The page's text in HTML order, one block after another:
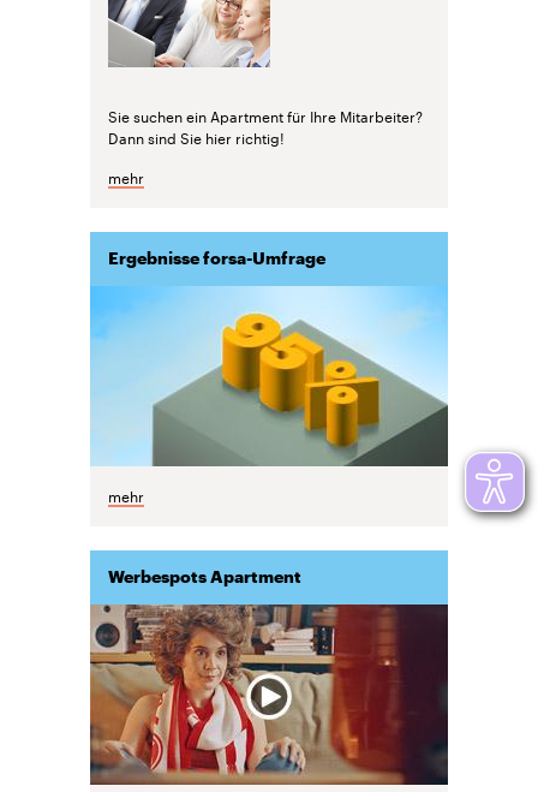
Sie suchen ein Apartment für Ihre Mitarbeiter?
Dann sind Sie hier richtig!
mehr
Ergebnisse forsa-Umfrage
mehr
Werbespots Apartment